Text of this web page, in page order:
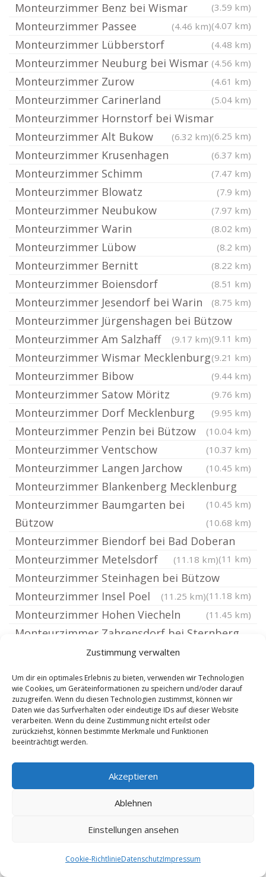
Zustimmung verwalten
Um dir ein optimales Erlebnis zu bieten, verwenden wir Technologien
wie Cookies, um Geräteinformationen zu speichern und/oder darauf
zuzugreifen. Wenn du diesen Technologien zustimmst, können wir
Daten wie das Surfverhalten oder eindeutige IDs auf dieser Website
verarbeiten. Wenn du deine Zustimmung nicht erteilst oder
zurückziehst, können bestimmte Merkmale und Funktionen
beeinträchtigt werden.
Akzeptieren
Ablehnen
Einstellungen ansehen
Cookie-RichtlinieDatenschutzImpressum
(3.59 km)
Monteurzimmer Benz bei Wismar
(4.07 km)
Monteurzimmer Passee (4.46 km)
Monteurzimmer Lübberstorf (4.48 km)
Monteurzimmer Neuburg bei Wismar (4.56 km)
Monteurzimmer Zurow (4.61 km)
Monteurzimmer Carinerland (5.04 km)
Monteurzimmer Hornstorf bei Wismar
(6.25 km)
Monteurzimmer Alt Bukow (6.32 km)
Monteurzimmer Krusenhagen (6.37 km)
Monteurzimmer Schimm (7.47 km)
Monteurzimmer Blowatz (7.9 km)
Monteurzimmer Neubukow (7.97 km)
Monteurzimmer Warin (8.02 km)
Monteurzimmer Lübow (8.2 km)
Monteurzimmer Bernitt (8.22 km)
Monteurzimmer Boiensdorf (8.51 km)
Monteurzimmer Jesendorf bei Warin (8.75 km)
Monteurzimmer Jürgenshagen bei Bützow
(9.11 km)
Monteurzimmer Am Salzhaff (9.17 km)
Monteurzimmer Wismar Mecklenburg(9.21 km)
Monteurzimmer Bibow (9.44 km)
Monteurzimmer Satow Möritz (9.76 km)
Monteurzimmer Dorf Mecklenburg (9.95 km)
Monteurzimmer Penzin bei Bützow (10.04 km)
Monteurzimmer Ventschow (10.37 km)
Monteurzimmer Langen Jarchow (10.45 km)
Monteurzimmer Blankenberg Mecklenburg
(10.45 km)
Monteurzimmer Baumgarten bei
Bützow
(10.68 km)
Monteurzimmer Biendorf bei Bad Doberan
(11 km)
Monteurzimmer Metelsdorf (11.18 km)
Monteurzimmer Steinhagen bei Bützow
(11.18 km)
Monteurzimmer Insel Poel (11.25 km)
Monteurzimmer Hohen Viecheln (11.45 km)
Monteurzimmer Zahrensdorf bei Sternberg
Monteurzimmer Kröpelin (11.59 km)
Monteurzimmer Groß Stieten (11.75 km)
Monteurzimmer Retschow (11.85 km)
Monteurzimmer Warnow bei Bützow(12.31 km)
Monteurzimmer Rühn
Monteurzimmer Gägelow bei Wismar
Monteurzimmer Zierow
Monteurzimmer Mecklenburg
Monteurzimmer Bützow
Monteurzimmer Barnekow